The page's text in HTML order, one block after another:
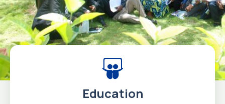
Education